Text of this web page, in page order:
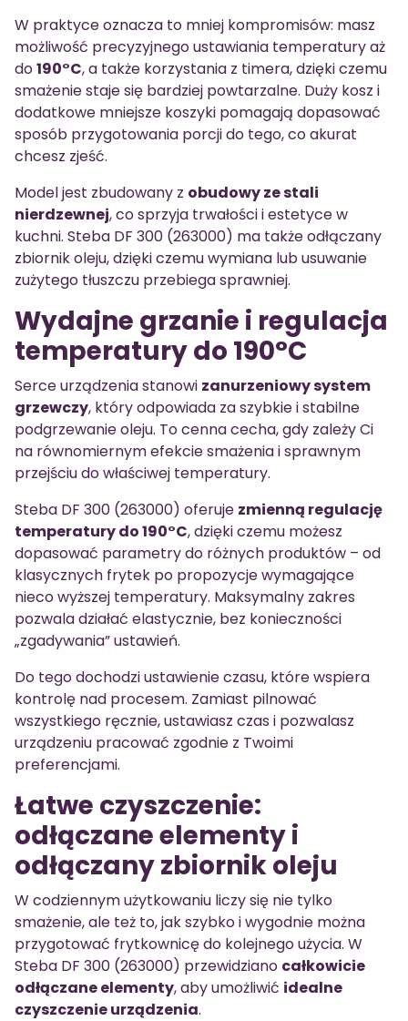
W praktyce oznacza to mniej kompromisów: masz
możliwość precyzyjnego ustawiania temperatury aż
do190°C, a także korzystania z timera, dzięki czemu
smażenie staje się bardziej powtarzalne. Duży kosz i
dodatkowe mniejsze koszyki pomagają dopasować
sposób przygotowania porcji do tego, co akurat
chcesz zjeść.
Model jest zbudowany z obudowy ze stali
nierdzewnej, co sprzyja trwałości i estetyce w
kuchni. Steba DF 300 (263000) ma także odłączany
zbiornik oleju, dzięki czemu wymiana lub usuwanie
zużytego tłuszczu przebiega sprawniej.
Wydajne grzanie i regulacja
temperatury do 190°C
Serce urządzenia stanowi zanurzeniowy system
grzewczy, który odpowiada za szybkie i stabilne
podgrzewanie oleju. To cenna cecha, gdy zależy Ci
na równomiernym efekcie smażenia i sprawnym
przejściu do właściwej temperatury.
Steba DF 300 (263000) oferuje zmienną regulację
temperatury do 190°C, dzięki czemu możesz
dopasować parametry do różnych produktów – od
klasycznych frytek po propozycje wymagające
nieco wyższej temperatury. Maksymalny zakres
pozwala działać elastycznie, bez konieczności
„zgadywania” ustawień.
Do tego dochodzi ustawienie czasu, które wspiera
kontrolę nad procesem. Zamiast pilnować
wszystkiego ręcznie, ustawiasz czas i pozwalasz
urządzeniu pracować zgodnie z Twoimi
preferencjami.
Łatwe czyszczenie:
odłączane elementy i
odłączany zbiornik oleju
W codziennym użytkowaniu liczy się nie tylko
smażenie, ale też to, jak szybko i wygodnie można
przygotować frytkownicę do kolejnego użycia. W
Steba DF 300 (263000) przewidziano całkowicie
odłączane elementy, aby umożliwić idealne
czyszczenie urządzenia.